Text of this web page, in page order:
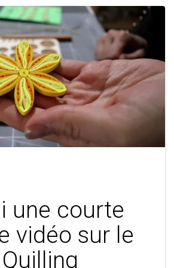
une courte
vidéo sur le
Quilling